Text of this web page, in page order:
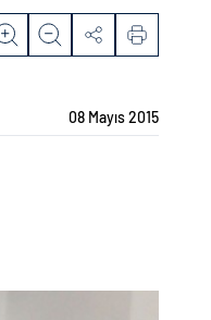
08 Mayıs 2015